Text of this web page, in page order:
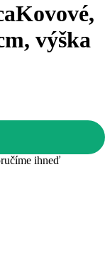
Kovové,
výška
ihneď